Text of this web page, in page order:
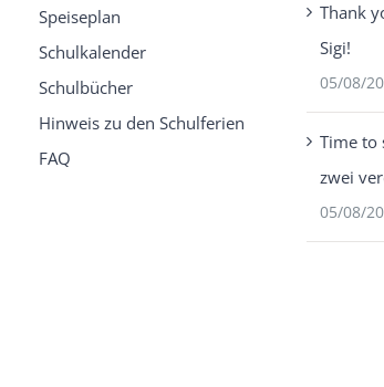
Speiseplan
Schulkalender
Schulbücher
Hinweis zu den Schulferien
FAQ
Thank
Sigi!
05/08/
Time to
zwei
05/08/